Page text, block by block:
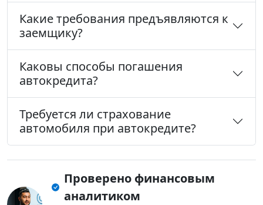
Какие требования предъявляются к
заемщику?
Каковы способы погашения
автокредита?
Требуется ли страхование
автомобиля при автокредите?
Проверено финансовым
аналитиком